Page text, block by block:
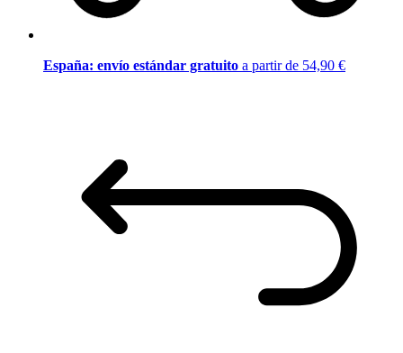
España: envío estándar gratuito a partir de 54,90 €